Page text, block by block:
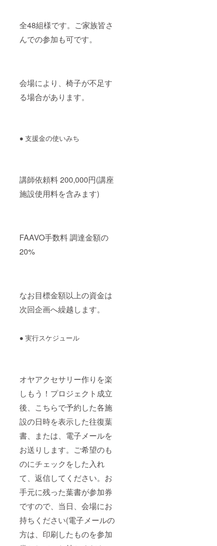
全48組様です。ご家族皆さ
んでの参加も可です。
会場により、椅子が不足す
る場合があります。
● 支援金の使いみち
講師依頼料 200,000円(講座
施設使用料を含みます)
FAAVO手数料 調達金額の
20%
なお目標金額以上の資金は
次回企画へ繰越します。
● 実行スケジュール
オヤアクセサリー作りを楽
しもう！プロジェクト成立
後、こちらで予約した各施
設の日時を表示した往復葉
書、または、電子メールを
お送りします。ご希望のも
のにチェックをした入れ
て、返信してください。お
手元に残った葉書が参加券
ですので、当日、会場にお
持ちください(電子メールの
方は、印刷したものを参加